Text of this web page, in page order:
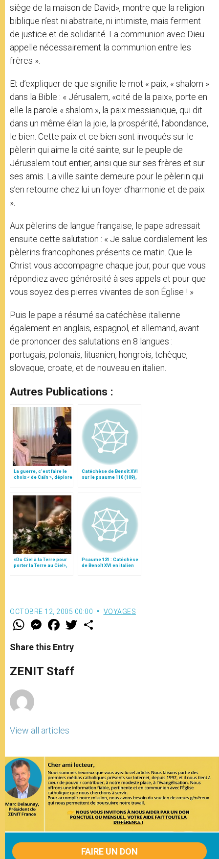
siège de la maison de David», montre que la religion
biblique n’est ni abstraite, ni intimiste, mais ferment
de justice et de solidarité. La communion avec Dieu
appelle nécessairement la communion entre les
frères ».
Et d’expliquer de que signifie le mot « paix, « shalom »
dans la Bible : « Jérusalem, «cité de la paix», porte en
elle la parole « shalom », la paix messianique, qui dit
dans un même élan la joie, la prospérité, l’abondance,
le bien. Cette paix et ce bien sont invoqués sur le
pèlerin qui aime la cité sainte, sur le peuple de
Jérusalem tout entier, ainsi que sur ses frères et sur
ses amis. La ville sainte demeure pour le pèlerin qui
s’en retourne chez lui un foyer d’harmonie et de paix
».
Aux pèlerins de langue française, le pape adressait
ensuite cette salutation : « Je salue cordialement les
pèlerins francophones présents ce matin. Que le
Christ vous accompagne chaque jour, pour que vous
répondiez avec générosité à ses appels et pour que
vous soyez des pierres vivantes de son Église ! »
Puis le pape a résumé sa catéchèse italienne
également en anglais, espagnol, et allemand, avant
de prononcer des salutations en 8 langues :
portugais, polonais, lituanien, hongrois, tchèque,
slovaque, croate, et de nouveau en italien.
Autres Publications :
La guerre, c’est faire le
choix « de Caïn », déplore
Catéchèse de Benoît XVI
sur le psaume 110 (109),
«Du Ciel à la Terre pour
porter la Terre au Ciel»,
Psaume 121 : Catéchèse
de Benoît XVI en italien
OCTOBRE 12, 2005 00:00 VOYAGES
W
t
s
p
p
M
e
s
e
g
e
F
a
e
b
o
k
w
Share this Entry
ZENIT Staff
View all articles
FAIRE UN DON